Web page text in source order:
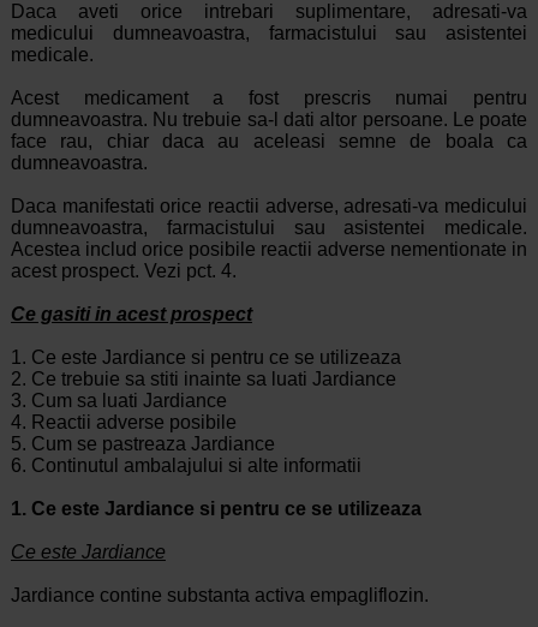
Daca aveti orice intrebari suplimentare, adresati-va
medicului dumneavoastra, farmacistului sau asistentei
medicale.
Acest medicament a fost prescris numai pentru
dumneavoastra. Nu trebuie sa-l dati altor persoane. Le poate
face rau, chiar daca au aceleasi semne de boala ca
dumneavoastra.
Daca manifestati orice reactii adverse, adresati-va medicului
dumneavoastra, farmacistului sau asistentei medicale.
Acestea includ orice posibile reactii adverse nementionate in
acest prospect. Vezi pct. 4.
Ce gasiti in acest prospect
1. Ce este Jardiance si pentru ce se utilizeaza
2. Ce trebuie sa stiti inainte sa luati Jardiance
3. Cum sa luati Jardiance
4. Reactii adverse posibile
5. Cum se pastreaza Jardiance
6. Continutul ambalajului si alte informatii
1. Ce este Jardiance si pentru ce se utilizeaza
Ce este Jardiance
Jardiance contine substanta activa empagliflozin.